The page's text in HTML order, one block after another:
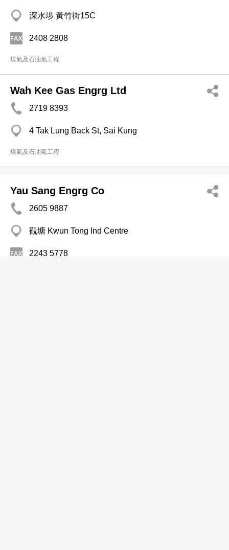
深水埗 黃竹街15C
2408 2808
煤氣及石油氣工程
Wah Kee Gas Engrg Ltd
2719 8393
4 Tak Lung Back St, Sai Kung
煤氣及石油氣工程
Yau Sang Engrg Co
2605 9887
觀塘 Kwun Tong Ind Centre
2243 5778